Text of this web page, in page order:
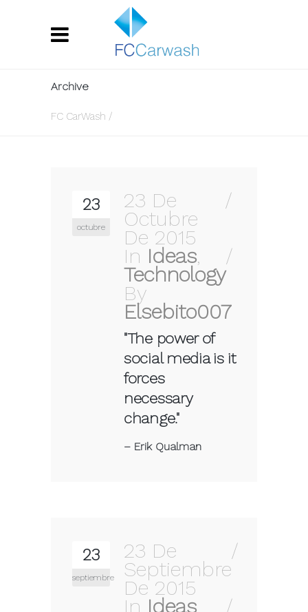
Archive
FC CarWash /
23
octubre
23 De
Octubre
De 2015
In Ideas,
Technology
By
Elsebito007
"The power of
social media is it
forces
necessary
change."
– Erik Qualman
23
septiembre
23 De
Septiembre
De 2015
In Ideas,